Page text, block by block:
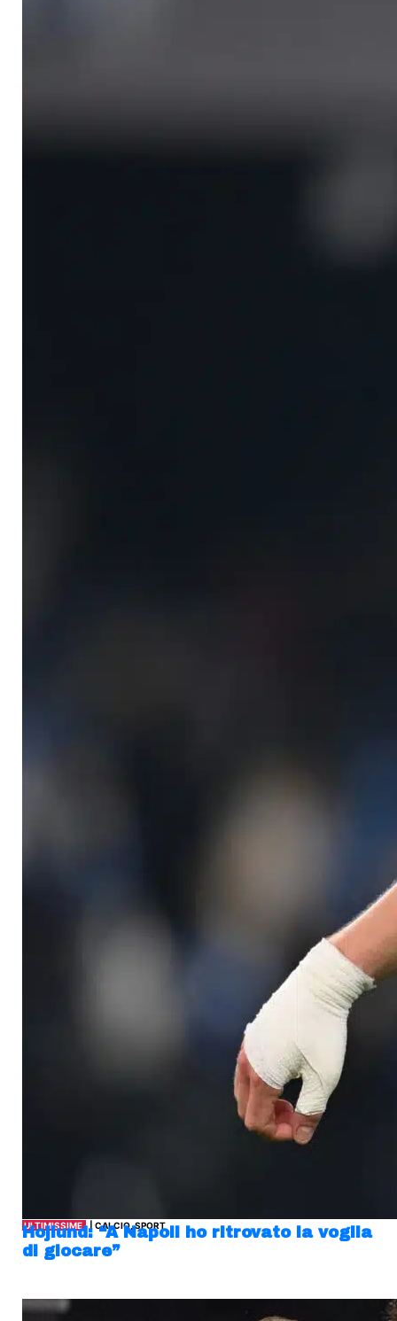
ULTIMISSIME| CALCIO, SPORT
Hojlund: “A Napoli ho ritrovato la voglia
di giocare”